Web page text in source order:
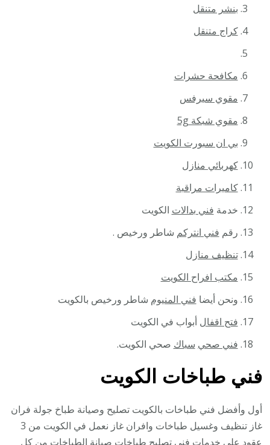
بنشر متنقل
كراج متنقل
مكافحة حشرات
مقوي سيرفس
مقوي شبكة 5g
بي ان سبورت الكويت
كهربائي منازل
كاميرات مراقبة
خدمة فني بدالات الكويت
رقم فني انتركم شاطر ورخيص .
تنظيف منازل
مكتب افراح الكويت
ونحن أيضا فني المنيوم شاطر ورخيص بالكويت
فتح اقفال أبواب في الكويت
فني صحي سباك صحي الكويت.
فني طباخات الكويت
أول وأفضل فني طباخات بالكويت تصليح وصيانة طباخ جولة فران
غاز تنظيف وغسيل طباخات وافران غاز نعمل في الكويت من 3
عقود على خدمات فني تصليح طباخات صيانة الطباخات من كل